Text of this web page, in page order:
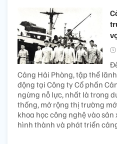
Cảng Hải Phòng, tập thể
động tại Công ty Cổ phần
ngừng nỗ lực, nhất là trong
thống, mở rộng thị trường
khoa học công nghệ vào
hình thành và phát triển